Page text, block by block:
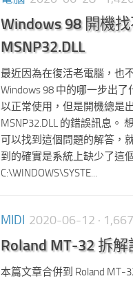
Windows 98 開機
MSNP32.DLL
最近因為在復活老電腦，也
Windows 98 中的哪一步出
以正常使用，但是開機總是
MSNP32.DLL 的錯誤訊息。
可以找到這個問題的解答，
到的確實是系統上缺少了這
C:\WINDOWS\SYSTE...
MIDI 2020-06-12 ·
Roland MT-32 拆解
本篇文章合併到 Roland MT-